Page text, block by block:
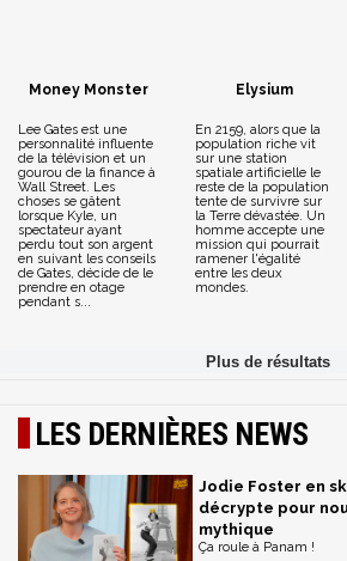
Money Monster
Lee Gates est une
personnalité influente
de la télévision et un
gourou de la finance à
Wall Street. Les
choses se gâtent
lorsque Kyle, un
spectateur ayant
perdu tout son argent
en suivant les conseils
de Gates, décide de le
prendre en otage
pendant s...
Elysium
En 2159, alors que la
population riche vit
sur une station
spatiale artificielle le
reste de la population
tente de survivre sur
la Terre dévastée. Un
homme accepte une
mission qui pourrait
ramener l'égalité
entre les deux
mondes.
LES DERNIÈRES NEWS
Jodie Foster en
décrypte pour
mythique
Ça roule à Panam !